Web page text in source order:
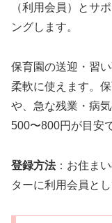
（利用会員）とサ
ングします。
保育園の送迎・習
柔軟に使えます。
や、急な残業・病
500〜800円が目安
登録方法：お住ま
ターに利用会員とし